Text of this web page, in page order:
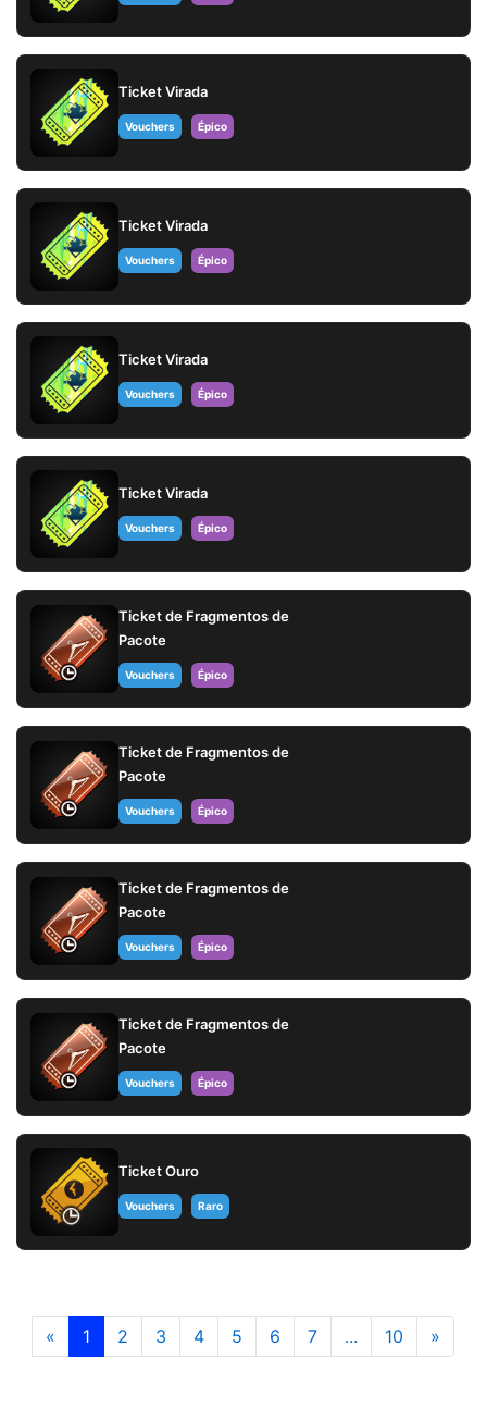
Ticket Virada
Vouchers Épico
Ticket Virada
Vouchers Épico
Ticket Virada
Vouchers Épico
Ticket Virada
Vouchers Épico
Ticket de Fragmentos de
Pacote
Vouchers Épico
Ticket de Fragmentos de
Pacote
Vouchers Épico
Ticket de Fragmentos de
Pacote
Vouchers Épico
Ticket de Fragmentos de
Pacote
Vouchers Épico
Ticket Ouro
Vouchers Raro
« 1 2 3 4 5 6 7 ... 10 »